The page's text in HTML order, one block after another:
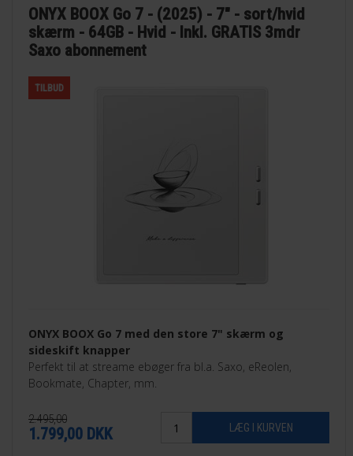
ONYX BOOX Go 7 - (2025) - 7" - sort/hvid
skærm - 64GB - Hvid - Inkl. GRATIS 3mdr
Saxo abonnement
TILBUD
ONYX BOOX Go 7 med den store 7" skærm og
sideskift knapper
Perfekt til at streame ebøger fra bl.a. Saxo, eReolen,
Bookmate, Chapter, mm.
2.495,00
1.799,00 DKK